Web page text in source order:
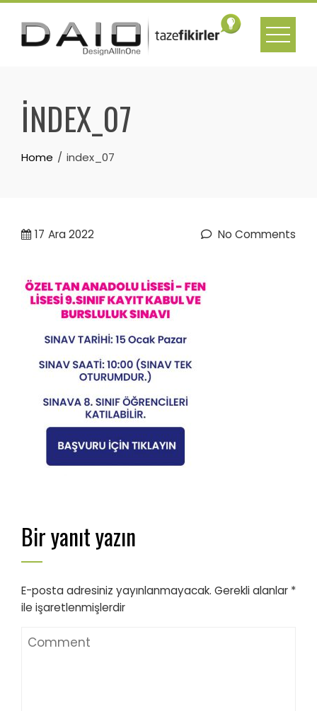
Skip
content
INDEX_07
Home index_07
17 Ara 2022 No Comments
Bir yanıt yazın
E-posta adresiniz yayınlanmayacak. Gerekli alanlar *
ile işaretlenmişlerdir